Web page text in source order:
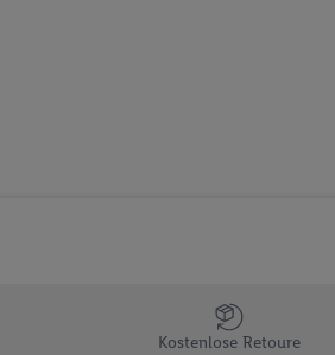
Kostenlose Retoure
das
Telekommunikations-basierten Utiq-
Durch einen Klick auf „Ablehnen“ können
„Zustimmen“ stimmen Sie allen